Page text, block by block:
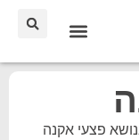
פצעי אקנה